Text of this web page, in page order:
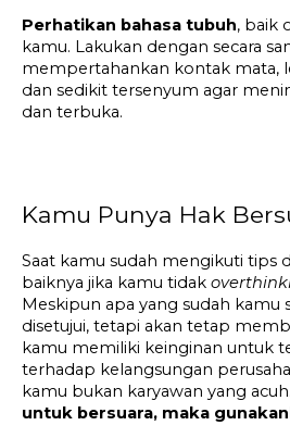
Perhatikan bahasa tubuh, baik
kamu. Lakukan dengan secara
mempertahankan kontak mata,
dan sedikit tersenyum agar
dan terbuka.
Kamu Punya Hak
Saat kamu sudah mengikuti tips
baiknya jika kamu tidak
Meskipun apa yang sudah kamu
disetujui, tetapi akan tetap
kamu memiliki keinginan untuk
terhadap kelangsungan
kamu bukan karyawan yang acuh.
untuk bersuara, maka